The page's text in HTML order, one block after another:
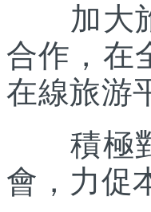
加大旅
合作，在
在線旅游
積極對
會，力促